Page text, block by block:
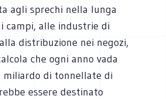
agli sprechi nella lunga
campi, alle industrie di
distribuzione nei negozi,
che ogni anno vada
di tonnellate di
essere destinato